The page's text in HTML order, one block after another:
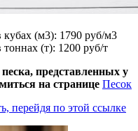
кубах (м3): 1790 руб/м3
(т): 1200 руб/т
представленных у
на странице Песок
перейдя по этой ссылке